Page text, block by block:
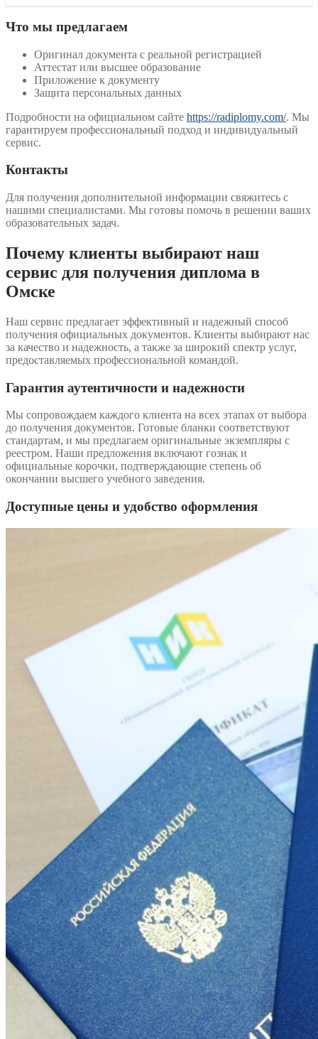
Что мы предлагаем
Оригинал документа с реальной регистрацией
Аттестат или высшее образование
Приложение к документу
Защита персональных данных
Подробности на официальном сайте https://radiplomy.com/. Мы
гарантируем профессиональный подход и индивидуальный
сервис.
Контакты
Для получения дополнительной информации свяжитесь с
нашими специалистами. Мы готовы помочь в решении ваших
образовательных задач.
Почему клиенты выбирают наш
сервис для получения диплома в
Омске
Наш сервис предлагает эффективный и надежный способ
получения официальных документов. Клиенты выбирают нас
за качество и надежность, а также за широкий спектр услуг,
предоставляемых профессиональной командой.
Гарантия аутентичности и надежности
Мы сопровождаем каждого клиента на всех этапах от выбора
до получения документов. Готовые бланки соответствуют
стандартам, и мы предлагаем оригинальные экземпляры с
реестром. Наши предложения включают гознак и
официальные корочки, подтверждающие степень об
окончании высшего учебного заведения.
Доступные цены и удобство оформления